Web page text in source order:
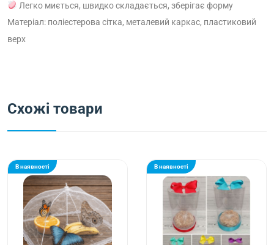
Легко миється, швидко складається, зберігає форму
Матеріал: поліестерова сітка, металевий каркас, пластиковий
верх
Схожі товари
В наявності В наявності